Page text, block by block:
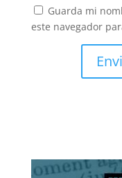
Guarda mi
este navegador